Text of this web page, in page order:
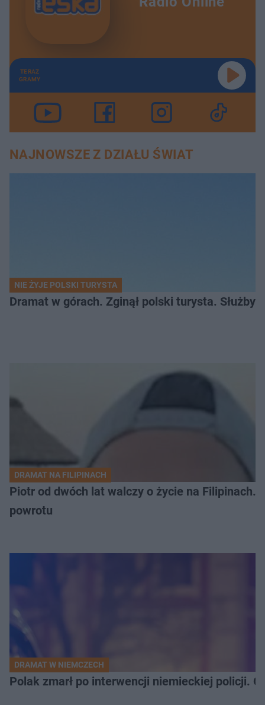
TERAZ
GRAMY
NAJNOWSZE Z DZIAŁU ŚWIAT
NIE ŻYJE POLSKI TURYSTA
Dramat w górach. Zginął polski turysta. Służby
DRAMAT NA FILIPINACH
Piotr od dwóch lat walczy o życie na Filipinach.
powrotu
DRAMAT W NIEMCZECH
Polak zmarł po interwencji niemieckiej policji.